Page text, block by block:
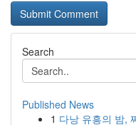
Search
Published News
1 다낭 유흥의 밤,